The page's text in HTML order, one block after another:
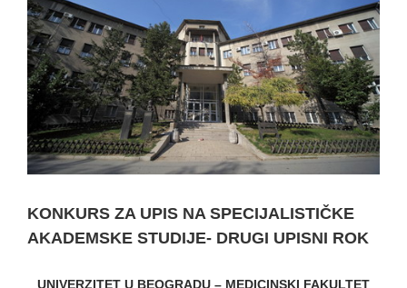
KONKURS ZA UPIS NA SPECIJALISTIČKE
AKADEMSKE STUDIJE-⁠ DRUGI UPISNI ROK
UNIVERZITET U BEOGRADU – MEDICINSKI FAKULTET